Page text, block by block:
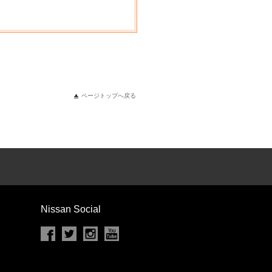
ページトップへ戻る
Nissan Social